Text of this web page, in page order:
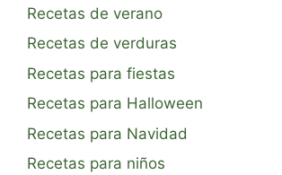
Recetas de verano
Recetas de verduras
Recetas para fiestas
Recetas para Halloween
Recetas para Navidad
Recetas para niños